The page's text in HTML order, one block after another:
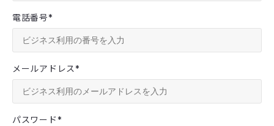
電話番号*
メールアドレス*
パスワード*